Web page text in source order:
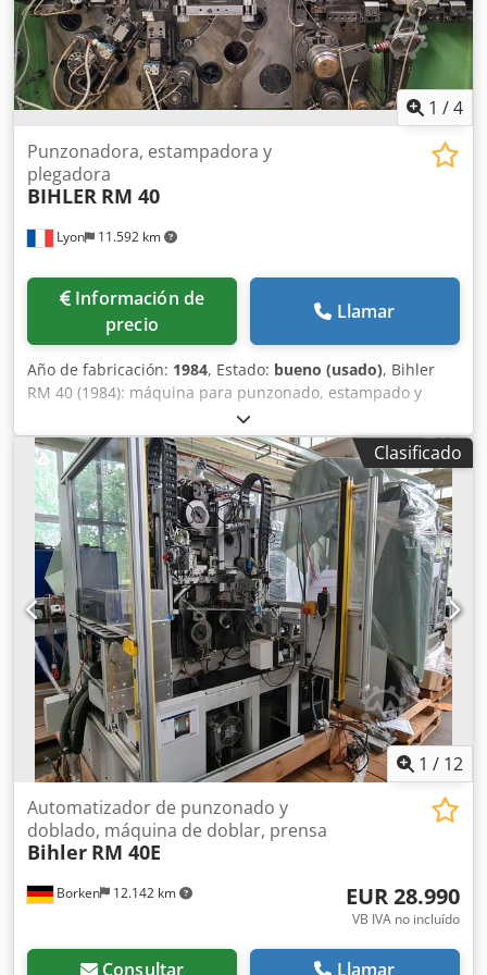
1 /4
Lyon 11.592 km
Punzonadora, estampadora y
plegadora
BIHLER RM 40
Información de
precio
Llamar
Año de fabricación: 1984, Estado: bueno (usado), Bihler
RM 40 (1984): máquina para punzonado, estampado y
doblado con múltiples correderas. La máquina se muestra
con 5 correderas, pero también se puede equipar con una
sexta. Hay disponibles varios dispositivos de alimentación
para tiras o alambre. Máquina con prensa de 8 toneladas y
5 o 6 correderas, con sujeción hidráulica para alambre o
tiras. Si se equipa con un sistema de alimentación
adicional en la parte trasera de la máquina, que alimenta
a través del orificio central, se convierte en una sola
máquina. Cjdpfsh T Ulyjx Agdjha
Clasificado
1 / 12
Borken 12.142 km
Automatizador de punzonado y
doblado, máquina de doblar, prensa
Bihler RM 40E
EUR 28.990
VB IVA no incluído
Consultar Llamar